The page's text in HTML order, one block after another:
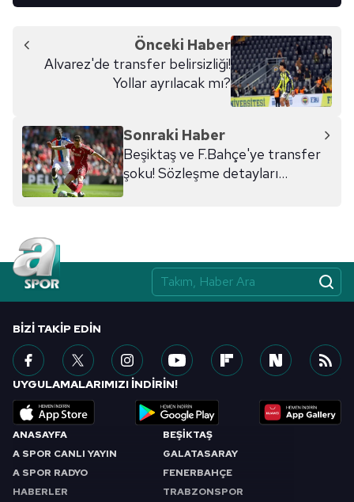
Önceki Haber
Alvarez'de transfer belirsizliği!
Yollar ayrılacak mı?
Sonraki Haber
Beşiktaş ve F.Bahçe'ye transfer
şoku! Sözleşme detayları
ANASAYFA
A SPOR CANLI YAYIN
A SPOR RADYO
HABERLER
BEŞİKTAŞ
GALATASARAY
FENERBAHÇE
TRABZONSPOR
BIZI TAKIP EDIN
UYGULAMALARIMIZI İNDİRİN!